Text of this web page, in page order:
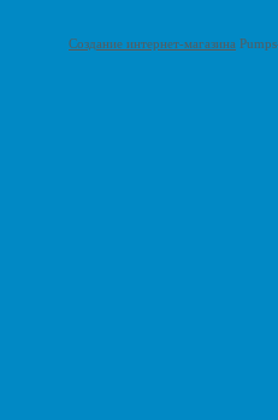
Создание интернет-магазина